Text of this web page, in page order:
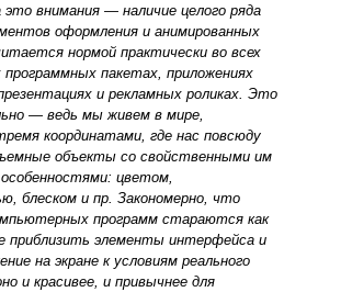
внимания — наличие целого ряда
оформления и анимированных
нормой практически во всех
программных пакетах, приложениях
и рекламных роликах. Это
— ведь мы живем в мире,
координатами, где нас повсюду
объекты со свойственными им
цветом,
блеском и пр. Закономерно, что
программ стараются как
приблизить элементы интерфейса и
на экране к условиям реального
и красивее, и привычнее для